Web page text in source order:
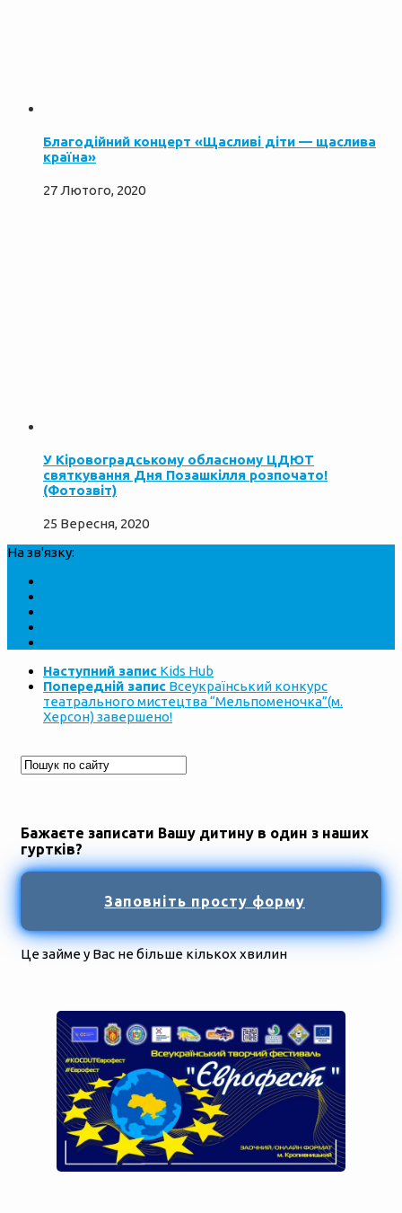
Благодійний концерт «Щасливі діти — щаслива
країна»
27 Лютого, 2020
У Кіровоградському обласному ЦДЮТ
святкування Дня Позашкілля розпочато!
(Фотозвіт)
25 Вересня, 2020
На зв'язку:
Наступний запис Kids Hub
Попередній запис Всеукраїнський конкурс
театрального мистецтва “Мельпоменочка”(м.
Херсон) завершено!
Бажаєте записати Вашу дитину в один з наших
гуртків?
Заповніть просту форму
Це займе у Вас не більше кількох хвилин